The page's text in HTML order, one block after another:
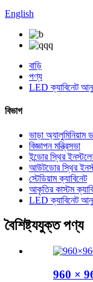
English
বাড়ি
পণ্য
LED ক্যাবিনেট
বিভাগ
ভাড়া অ্যালুমিনিয়াম
বিজ্ঞাপন মন্ত্রিসভা
ইন্ডোর স্থির
আউটডোর স্থির
স্টেডিয়াম ক্যাবিনেট
আকৃতির কাস্টম
LED ক্যাবিনেট
বৈশিষ্ট্যযুক্ত পণ্য
960 ×